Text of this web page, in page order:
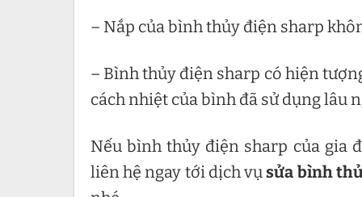
– Nắp của bình thủy điện sharp
– Bình thủy điện sharp có hiện
cách nhiệt của bình đã sử dụng lâu
Nếu bình thủy điện sharp của gia
liên hệ ngay tới dịch vụsửa bình